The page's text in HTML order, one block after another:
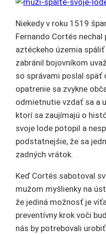
Niekedy v roku 1519
Fernando Cortés nechal
aztéckeho územia
zabránil bojovníkom
so správami poslal späť
opatrenie sa zvykne
odmietnutie vzdať sa a
ktorí sa zaujímajú o
svoje lode potopil a
podstatnejšie, že sa
zadných vrátok.
Keď Cortés sabotoval
mužom myšlienky na
že jediná možnosť je
preventívny krok voči
nás by potrebovali